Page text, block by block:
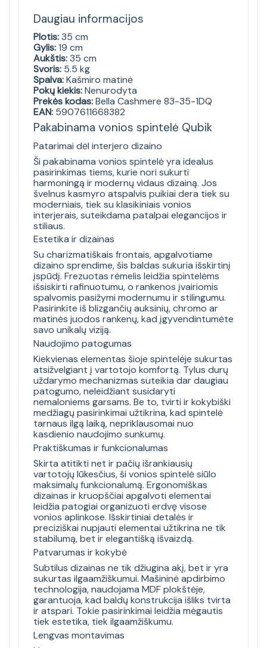
Daugiau informacijos
Plotis:35 cm
Gylis:19 cm
Aukštis:35 cm
Svoris: 5.5 kg
Spalva:Kašmiro matinė
Pokų kiekis:Nenurodyta
Prekės kodas:Bella Cashmere 83-35-1DQ
EAN: 5907611668382
Pakabinama vonios spintelė Qubik
Patarimai dėl interjero dizaino
Ši pakabinama vonios spintelė yra idealus
pasirinkimas tiems, kurie nori sukurti
harmoningą ir modernų vidaus dizainą. Jos
švelnus kasmyro atspalvis puikiai dera tiek su
moderniais, tiek su klasikiniais vonios
interjerais, suteikdama patalpai elegancijos ir
stiliaus.
Estetika ir dizainas
Su charizmatiškais frontais, apgalvotiame
dizaino sprendime, šis baldas sukuria išskirtinį
įspūdį. Frezuotas rėmelis leidžia spintelėms
išsiskirti rafinuotumu, o rankenos įvairiomis
spalvomis pasižymi modernumu ir stilingumu.
Pasirinkite iš blizgančių auksinių, chromo ar
matinės juodos rankenų, kad įgyvendintumėte
savo unikalų viziją.
Naudojimo patogumas
Kiekvienas elementas šioje spintelėje sukurtas
atsižvelgiant į vartotojo komfortą. Tylus durų
uždarymo mechanizmas suteikia dar daugiau
patogumo, neleidžiant susidaryti
nemaloniems garsams. Be to, tvirti ir kokybiški
medžiagų pasirinkimai užtikrina, kad spintelė
tarnaus ilgą laiką, nepriklausomai nuo
kasdienio naudojimo sunkumų.
Praktiškumas ir funkcionalumas
Skirta atitikti net ir pačių išrankiausių
vartotojų lūkesčius, ši vonios spintelė siūlo
maksimalų funkcionalumą. Ergonomiškas
dizainas ir kruopščiai apgalvoti elementai
leidžia patogiai organizuoti erdvę visose
vonios aplinkose. Išskirtiniai detalės ir
preciziškai nupjauti elementai užtikrina ne tik
stabilumą, bet ir elegantišką išvaizdą.
Patvarumas ir kokybė
Subtilus dizainas ne tik džiugina akį, bet ir yra
sukurtas ilgaamžiškumui. Mašininė apdirbimo
technologija, naudojama MDF plokštėje,
garantuoja, kad baldų konstrukcija išliks tvirta
ir atspari. Tokie pasirinkimai leidžia mėgautis
tiek estetika, tiek ilgaamžiškumu.
Lengvas montavimas